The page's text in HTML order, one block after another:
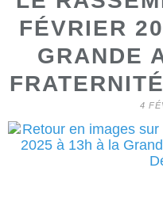
FÉVRIER
GRANDE
4